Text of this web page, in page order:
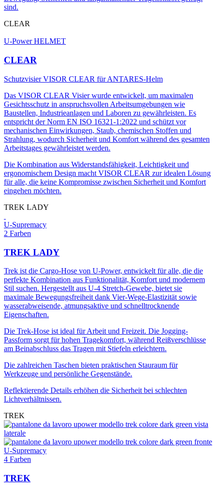
sind.
CLEAR
U-Power HELMET
CLEAR
Schutzvisier VISOR CLEAR für ANTARES-Helm
Das VISOR CLEAR Visier wurde entwickelt, um maximalen
Gesichtsschutz in anspruchsvollen Arbeitsumgebungen wie
Baustellen, Industrieanlagen und Laboren zu gewährleisten. Es
entspricht der Norm EN ISO 16321-1:2022 und schützt vor
mechanischen Einwirkungen, Staub, chemischen Stoffen und
Strahlung, wodurch Sicherheit und Komfort während des gesamten
Arbeitstages gewährleistet werden.
Die Kombination aus Widerstandsfähigkeit, Leichtigkeit und
ergonomischem Design macht VISOR CLEAR zur idealen Lösung
für alle, die keine Kompromisse zwischen Sicherheit und Komfort
eingehen möchten.
TREK LADY
U-Supremacy
2 Farben
TREK LADY
Trek ist die Cargo-Hose von U-Power, entwickelt für alle, die die
perfekte Kombination aus Funktionalität, Komfort und modernem
Stil suchen. Hergestellt aus U-4 Stretch-Gewebe, bietet sie
maximale Bewegungsfreiheit dank Vier-Wege-Elastizität sowie
wasserabweisende, atmungsaktive und schnelltrocknende
Eigenschaften.
Die Trek-Hose ist ideal für Arbeit und Freizeit. Die Jogging-
Passform sorgt für hohen Tragekomfort, während Reißverschlüsse
am Beinabschluss das Tragen mit Stiefeln erleichtern.
Die zahlreichen Taschen bieten praktischen Stauraum für
Werkzeuge und persönliche Gegenstände.
Reflektierende Details erhöhen die Sicherheit bei schlechten
Lichtverhältnissen.
TREK
U-Supremacy
4 Farben
TREK